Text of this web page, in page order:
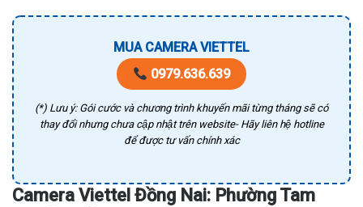
MUA CAMERA VIETTEL
0979.636.639
(*) Lưu ý: Gói cước và chương trình khuyến mãi từng tháng sẽ có
thay đổi nhưng chưa cập nhật trên website- Hãy liên hệ hotline
để được tư vấn chính xác
Camera Viettel Đồng Nai: Phường Tam